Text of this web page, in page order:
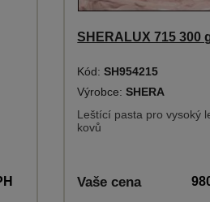
SHERALUX 715 300
Kód:SH954215
Výrobce:SHERA
Leštící pasta pro vysoký
kovů
Vaše cena